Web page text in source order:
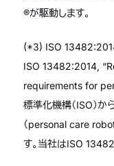
®が駆動します。
(*3) ISO
ISO 13482:2014,
requirements for
標準化機構（ISO）
（personal care
す。当社はISO